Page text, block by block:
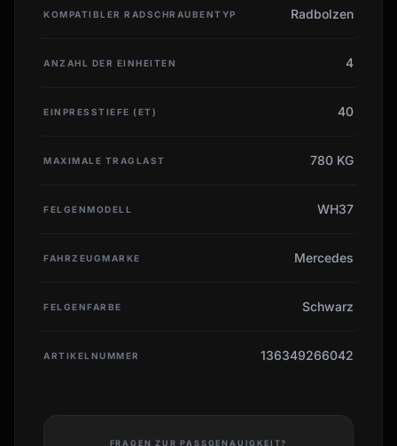
KOMPATIBLER RADSCHRAUBENTYP Radbolzen
ANZAHL DER EINHEITEN 4
EINPRESSTIEFE (ET) 40
MAXIMALE TRAGLAST 780 KG
FELGENMODELL WH37
FAHRZEUGMARKE Mercedes
FELGENFARBE Schwarz
ARTIKELNUMMER 136349266042
FRAGEN ZUR PASSGENAUIGKEIT?